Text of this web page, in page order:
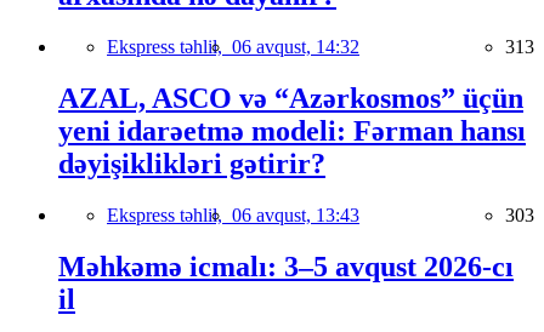
Ekspress təhlil, 06 avqust, 14:32 313
AZAL, ASCO və “Azərkosmos” üçün
yeni idarəetmə modeli: Fərman hansı
dəyişiklikləri gətirir?
Ekspress təhlil, 06 avqust, 13:43 303
Məhkəmə icmalı: 3–5 avqust 2026-cı
il